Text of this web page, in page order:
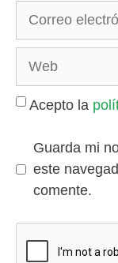
Acepto la
Guarda mi
este
comente.